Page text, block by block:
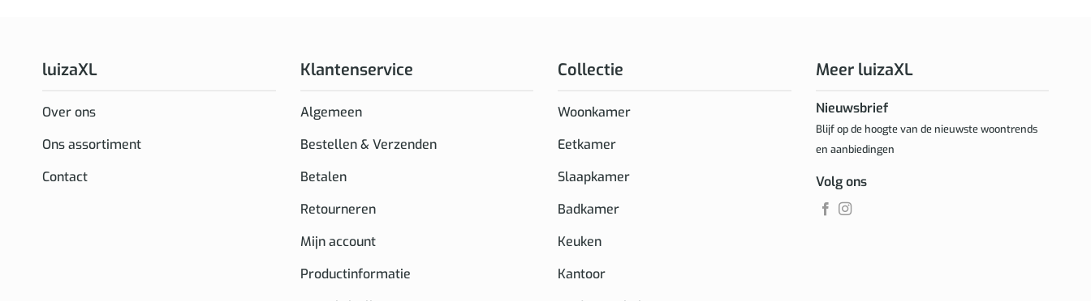
luizaXL
Over ons
Ons assortiment
Contact
Klantenservice
Algemeen
Bestellen & Verzenden
Betalen
Retourneren
Mijn account
Productinformatie
Collectie
Woonkamer
Eetkamer
Slaapkamer
Badkamer
Keuken
Kantoor
Meer luizaXL
Nieuwsbrief
Blijf op de hoogte van de nieuwste woontrends
en aanbiedingen
Volg ons